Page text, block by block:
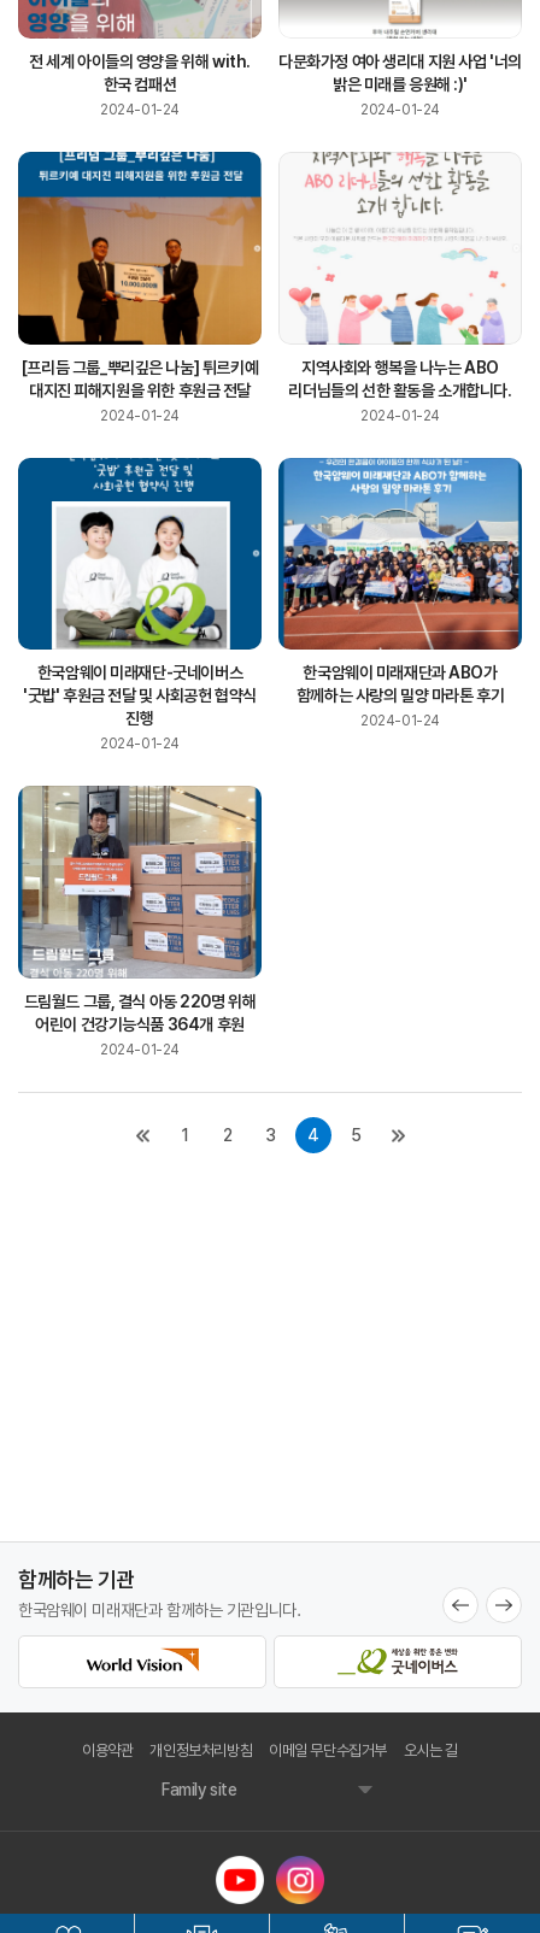
전 세계 아이들의 영양을 위해 with.
한국 컴패션
2024-01-24
다문화가정 여아 생리대 지원 사업 '너의
밝은 미래를 응원해 :)'
2024-01-24
[프리듬 그룹_뿌리깊은 나눔] 튀르키예
대지진 피해지원을 위한 후원금 전달
2024-01-24
지역사회와 행복을 나누는 ABO
리더님들의 선한 활동을 소개합니다.
2024-01-24
한국암웨이 미래재단-굿네이버스
'굿밥' 후원금 전달 및 사회공헌 협약식
진행
2024-01-24
한국암웨이 미래재단과 ABO가
함께하는 사랑의 밀양 마라톤 후기
2024-01-24
드림월드 그룹, 결식 아동 220명 위해
어린이 건강기능식품 364개 후원
2024-01-24
1 2 3 4 5
함께하는 기관
한국암웨이 미래재단과함께하는 기관입니다.
이용약관 개인정보처리방침 이메일 무단수집거부 오시는 길
Family site